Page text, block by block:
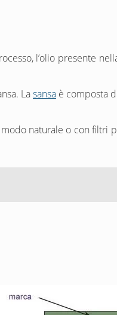
l’olio presente
Lasansa è composta
naturale o con filtri